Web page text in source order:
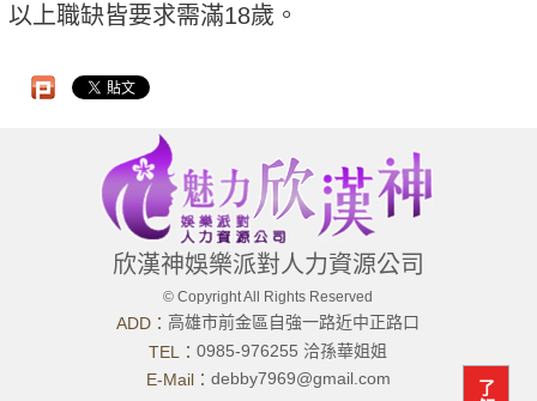
以上職缺皆要求需滿18歲。
了
欣漢神娛樂派對人力資源公司
© Copyright All Rights Reserved
ADD：高雄市前金區自強一路近中正路口
TEL：0985-976255 洽孫華姐姐
E-Mail： debby7969@gmail.com